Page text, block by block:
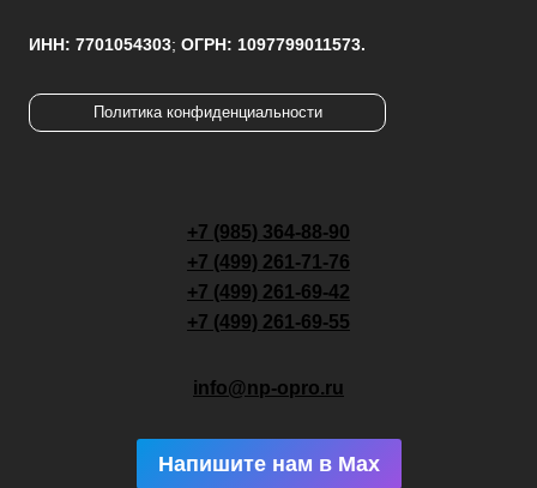
ИНН: 7701054303; ОГРН: 1097799011573.
Политика конфиденциальности
+7 (985) 364-88-90
+7 (499) 261-71-76
+7 (499) 261-69-42
+7 (499) 261-69-55
info@np-opro.ru
Напишите нам в Max